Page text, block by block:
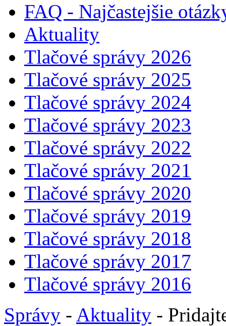
FAQ - Najčastejšie
Aktuality
Tlačové správy 2026
Tlačové správy 2025
Tlačové správy 2024
Tlačové správy 2023
Tlačové správy 2022
Tlačové správy 2021
Tlačové správy 2020
Tlačové správy 2019
Tlačové správy 2018
Tlačové správy 2017
Tlačové správy 2016
Správy - Aktuality -